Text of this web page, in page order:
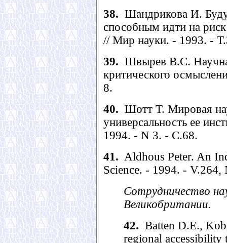
38. Шандрикова И.
способным идти на
// Мир науки. - 1993. -
39. Швырев В.С.
критического
8.
40. Шотт Т. Мировая
универсальность ее
1994. - N 3. - С.68.
41. Aldhous Peter. An
Science. - 1994. - V.264,
Cотрудничество
Великобритании.
42. Batten D.E.,
regional accessibility